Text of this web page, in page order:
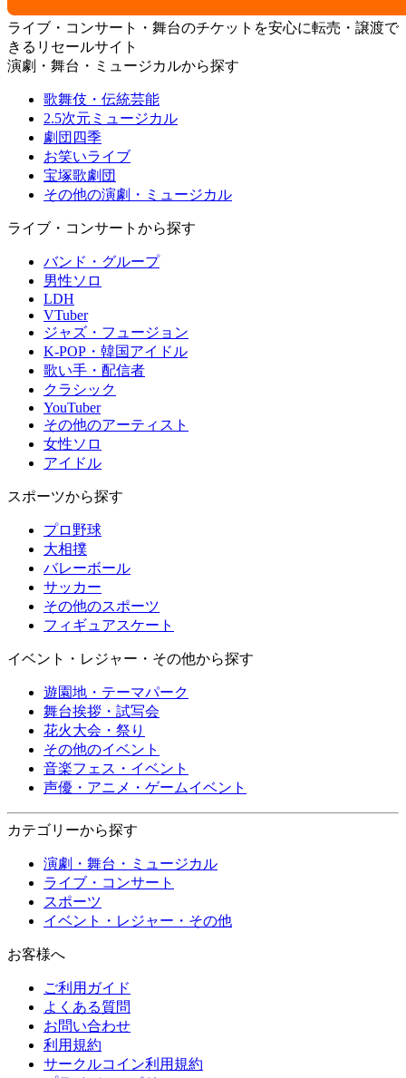
ライブ・コンサート・舞台のチケットを安心に転売・譲渡で
きるリセールサイト
演劇・舞台・ミュージカルから探す
歌舞伎・伝統芸能
2.5次元ミュージカル
劇団四季
お笑いライブ
宝塚歌劇団
その他の演劇・ミュージカル
ライブ・コンサートから探す
バンド・グループ
男性ソロ
LDH
VTuber
ジャズ・フュージョン
K-POP・韓国アイドル
歌い手・配信者
クラシック
YouTuber
その他のアーティスト
女性ソロ
アイドル
スポーツから探す
プロ野球
大相撲
バレーボール
サッカー
その他のスポーツ
フィギュアスケート
イベント・レジャー・その他から探す
遊園地・テーマパーク
舞台挨拶・試写会
花火大会・祭り
その他のイベント
音楽フェス・イベント
声優・アニメ・ゲームイベント
カテゴリーから探す
演劇・舞台・ミュージカル
ライブ・コンサート
スポーツ
イベント・レジャー・その他
お客様へ
ご利用ガイド
よくある質問
お問い合わせ
利用規約
サークルコイン利用規約